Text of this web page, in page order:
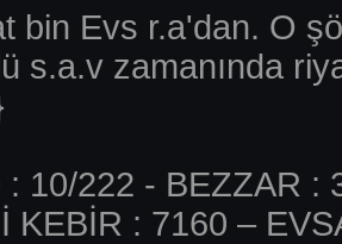
bin Evs r.a'dan. O
s.a.v zamanında
: 10/222 - BEZZAR :
KEBİR : 7160 –